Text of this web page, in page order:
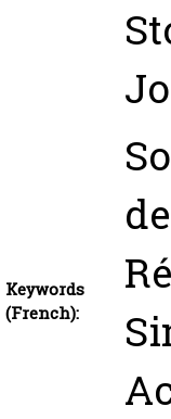
Keywords
(French):